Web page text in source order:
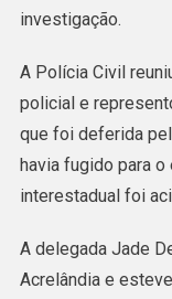
investigação.
A Polícia Civil
policial e
que foi deferida
havia fugido para
interestadual foi
A delegada Jade
Acrelândia e